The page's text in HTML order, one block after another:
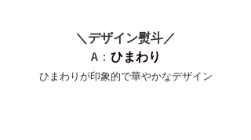
＼デザイン熨斗／
A： ひまわり
ひまわりが印象的で華やかなデザイン